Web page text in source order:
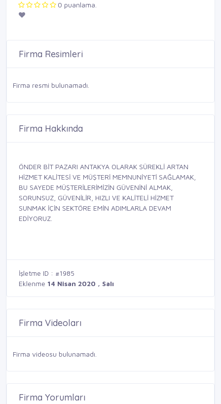
0 puanlama.
Firma Resimleri
Firma resmi bulunamadı.
Firma Hakkında
ÖNDER BİT PAZARI ANTAKYA OLARAK SÜREKLİ ARTAN
HİZMET KALİTESİ VE MÜŞTERİ MEMNUNİYETİ SAĞLAMAK,
BU SAYEDE MÜŞTERİLERİMİZİN GÜVENİNİ ALMAK,
SORUNSUZ, GÜVENİLİR, HIZLI VE KALİTELİ HİZMET
SUNMAK İÇİN SEKTÖRE EMİN ADIMLARLA DEVAM
EDİYORUZ.
İşletme ID : #1985
Eklenme 14 Nisan 2020 , Salı
Firma Videoları
Firma videosu bulunamadı.
Firma Yorumları